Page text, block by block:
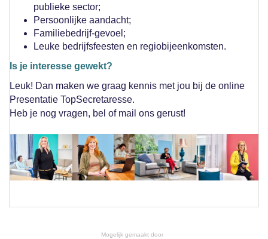
publieke sector;
Persoonlijke aandacht;
Familiebedrijf-gevoel;
Leuke bedrijfsfeesten en regiobijeenkomsten.
Is je interesse gewekt?
Leuk! Dan maken we graag kennis met jou bij de online
Presentatie TopSecretaresse.
Heb je nog vragen, bel of mail ons gerust!
Mogelijk gemaakt door